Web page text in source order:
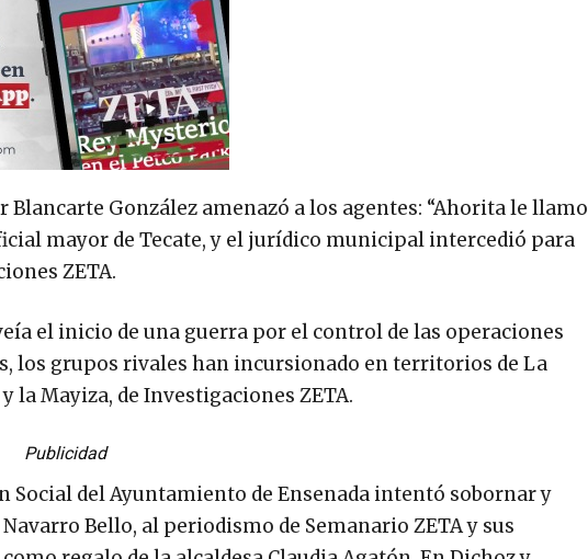
González amenazó a los agentes: “Ahorita le llamo
mayor de Tecate, y el jurídico municipal intercedió para
ZETA.
el inicio de una guerra por el control de las operaciones
los grupos rivales han incursionado en territorios de La
la Mayiza, de Investigaciones ZETA.
Publicidad
del Ayuntamiento de Ensenada intentó sobornar y
Bello, al periodismo de Semanario ZETA y sus